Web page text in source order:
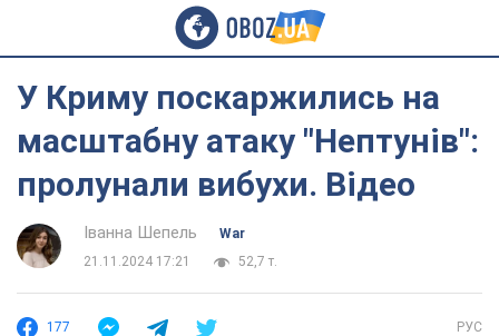
У Криму поскаржились на
масштабну атаку "Нептунів":
пролунали вибухи. Відео
Іванна Шепель
War
21.11.2024 17:21
52,7 т.
177 РУС